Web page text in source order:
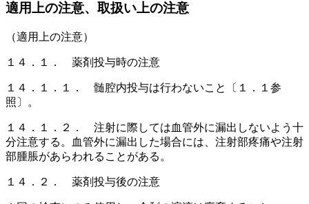
適用上の注意、取扱い上の注意
（適用上の注意）
１４．１． 薬剤投与時の注意
１４．１．１． 髄腔内投与は行わないこと〔１．１参
照〕。
１４．１．２． 注射に際しては血管外に漏出しないよう十
分注意する。血管外に漏出した場合には、注射部疼痛や注射
部腫脹があらわれることがある。
１４．２． 薬剤投与後の注意